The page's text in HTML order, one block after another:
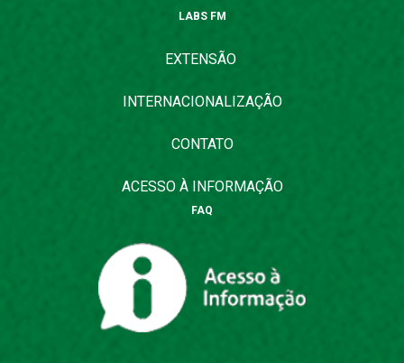
LABS FM
EXTENSÃO
INTERNACIONALIZAÇÃO
CONTATO
ACESSO À INFORMAÇÃO
FAQ